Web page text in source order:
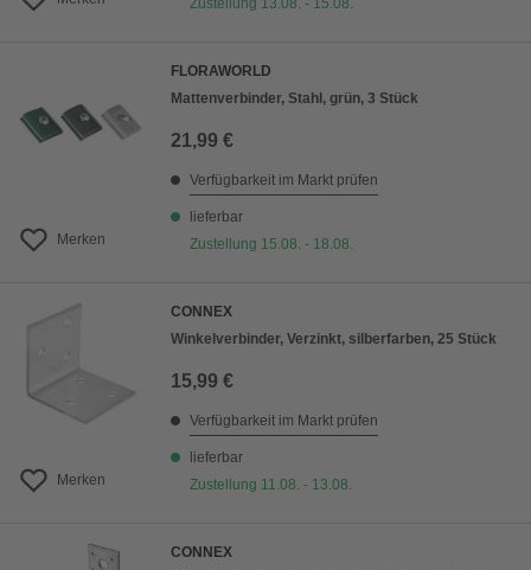
Zustellung 13.08. - 15.08.
Merken
FLORAWORLD
Mattenverbinder, Stahl, grün, 3 Stück
21,99 €
Verfügbarkeit im Markt prüfen
lieferbar
Zustellung 15.08. - 18.08.
Merken
CONNEX
Winkelverbinder, Verzinkt, silberfarben, 25 Stück
15,99 €
Verfügbarkeit im Markt prüfen
lieferbar
Zustellung 11.08. - 13.08.
CONNEX